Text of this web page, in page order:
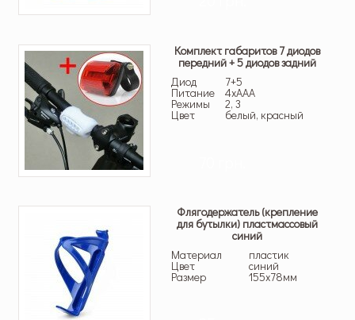
Комплект габаритов 7 диодов
передний + 5 диодов задний
Диод
7+5
Питание 4xAAA
Режимы 2, 3
Цвет белый, красный
Флягодержатель (крепление
для бутылки) пластмассовый
синий
Материал
пластик
Цвет синий
Размер 155х78мм